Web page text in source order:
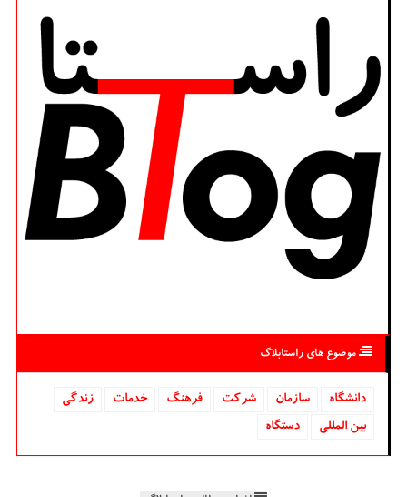
موضوع های راستابلاگ
دانشگاه‌ سازمان شركت فرهنگ خدمات
زندگی
بین المللی
دستگاه